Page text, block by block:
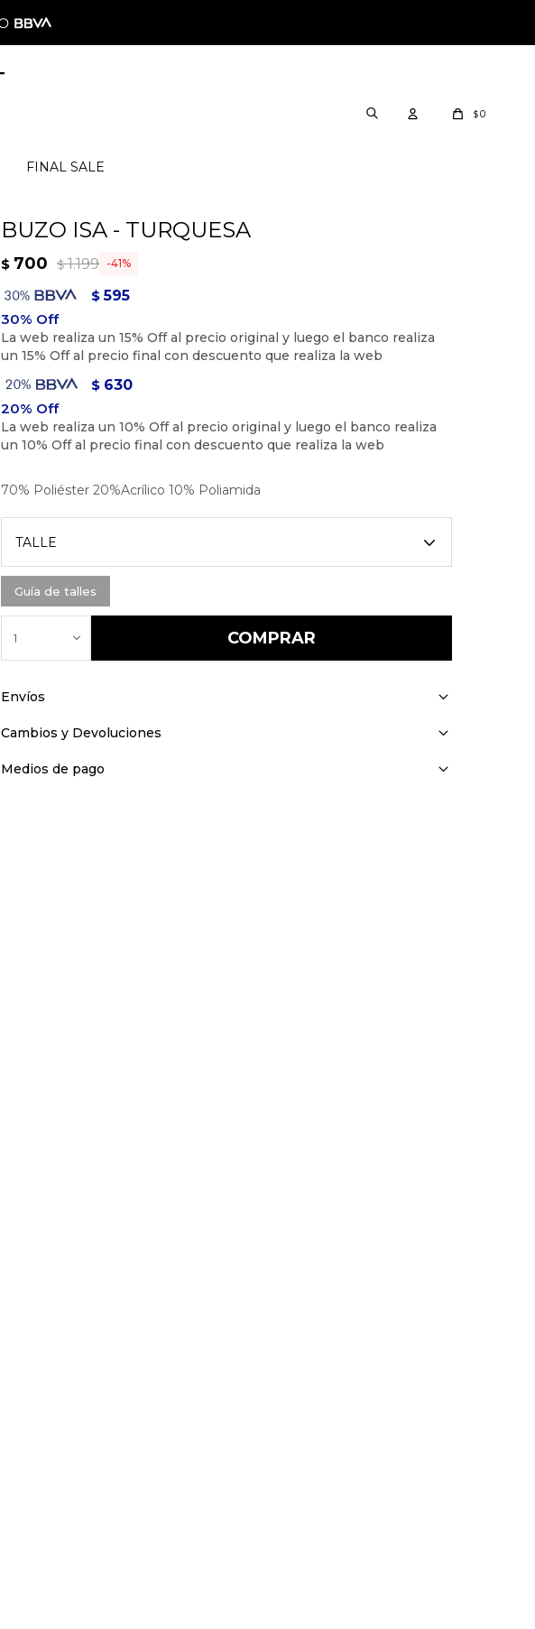
FINAL SALE
$0
BUZO ISA - TURQUESA
$ 700 $1.199 41
$ 595
$ 630
70% Poliéster 20%Acrílico 10% Poliamida
TALLE
Guía de talles
1 COMPRAR
Envíos
Cambios y Devoluciones
Medios de pago